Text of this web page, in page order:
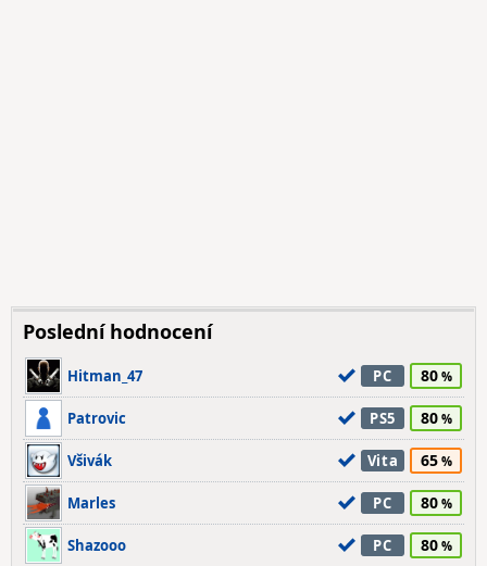
Poslední hodnocení
Hitman_47 PC 80
Patrovic PS5 80
Všivák Vita 65
Marles PC 80
Shazooo PC 80